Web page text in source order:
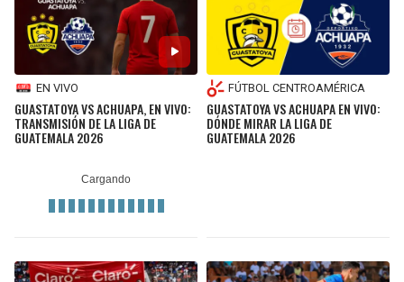
EN VIVO
GUASTATOYA VS ACHUAPA, EN VIVO:
TRANSMISIÓN DE LA LIGA DE
GUATEMALA 2026
FÚTBOL CENTROAMÉRICA
GUASTATOYA VS ACHUAPA EN VIVO:
DÓNDE MIRAR LA LIGA DE
GUATEMALA 2026